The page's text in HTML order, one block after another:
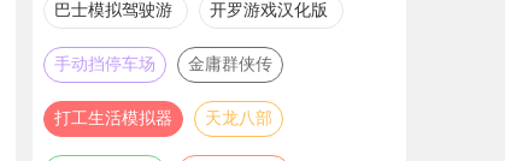
巴士模拟驾驶游
戏合集
开罗游戏汉化版
大全
手动挡停车场
金庸群侠传
打工生活模拟器 天龙八部